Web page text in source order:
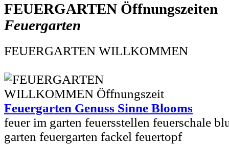
FEUERGARTEN
Feuergarten
FEUERGARTEN WILLKOMMEN
Feuergarten Genuss Sinne Blooms
feuer im garten feuersstellen feuerschale
garten feuergarten fackel feuertopf